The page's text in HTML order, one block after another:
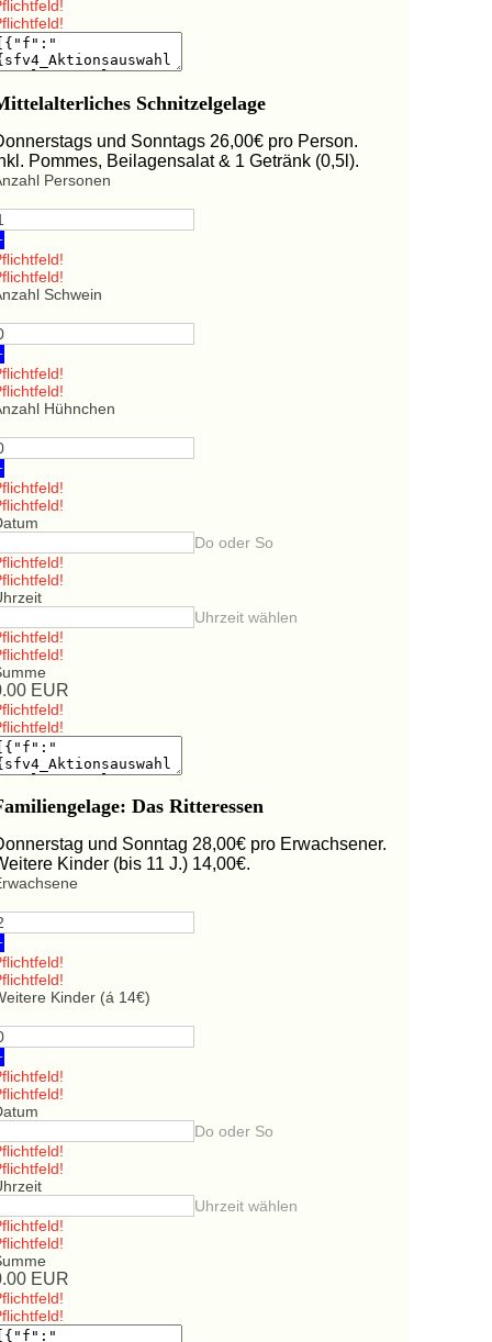
Schnitzelgelage
und Sonntags 26,00€ pro Person.
Pommes, Beilagensalat & 1 Getränk (0,5l).
Personen
Schwein
Hühnchen
Do oder So
Uhrzeit wählen
EUR
Das Ritteressen
und Sonntag 28,00€ pro Erwachsener.
Kinder (bis 11 J.) 14,00€.
Kinder (á 14€)
Do oder So
Uhrzeit wählen
EUR